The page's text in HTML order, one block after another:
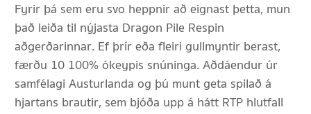
Fyrir þá sem eru svo heppnir að eignast þetta, mun
það leiða til nýjasta Dragon Pile Respin
aðgerðarinnar. Ef þrír eða fleiri gullmyntir berast,
færðu 10 100% ókeypis snúninga. Aðdáendur úr
samfélagi Austurlanda og þú munt geta spilað á
hjartans brautir, sem bjóða upp á hátt RTP hlutfall